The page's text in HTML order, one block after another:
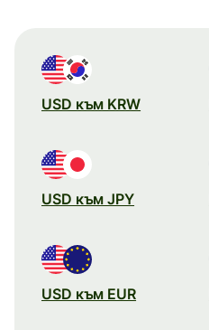
USD към KRW
USD към JPY
USD към EUR